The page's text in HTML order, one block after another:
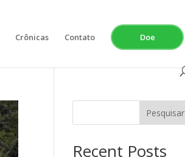
Crônicas Contato Doe
Pesquisar
Recent Posts